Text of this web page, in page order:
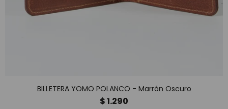
BILLETERA YOMO POLANCO - Marrón Oscuro
$1.290